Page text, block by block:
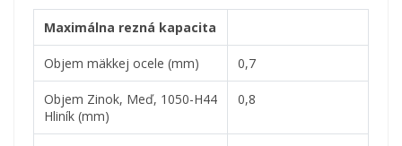
Maximálna rezná kapacita
Objem mäkkej ocele (mm) 0,7
Objem Zinok, Meď, 1050-H44
Hliník (mm)
0,8